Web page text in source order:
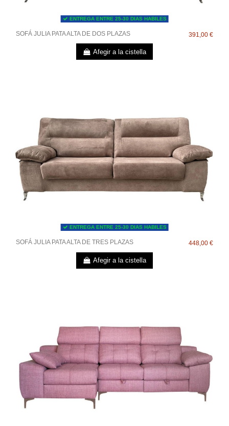
ENTREGA ENTRE 25-30 DIAS HABILES
SOFÁ JULIA PATA ALTA DE DOS PLAZAS 391,00 €
Afegir a la cistella
ENTREGA ENTRE 25-30 DIAS HABILES
SOFÁ JULIA PATA ALTA DE TRES PLAZAS 448,00 €
Afegir a la cistella